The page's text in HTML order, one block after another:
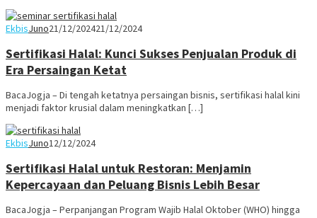
EkbisJuno21/12/202421/12/2024
Sertifikasi Halal: Kunci Sukses Penjualan Produk di
Era Persaingan Ketat
BacaJogja – Di tengah ketatnya persaingan bisnis, sertifikasi halal kini
menjadi faktor krusial dalam meningkatkan […]
EkbisJuno12/12/2024
Sertifikasi Halal untuk Restoran: Menjamin
Kepercayaan dan Peluang Bisnis Lebih Besar
BacaJogja – Perpanjangan Program Wajib Halal Oktober (WHO) hingga